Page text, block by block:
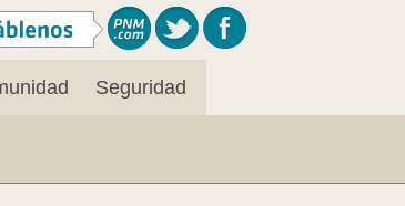
Seguridad